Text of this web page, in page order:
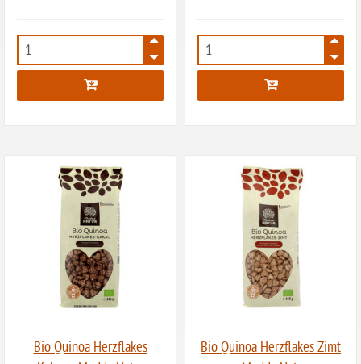
ohne Sellerie
glutenfrei
8075 8076
Bio Quinoa Herzflakes
Bio Quinoa Herzflakes Zimt